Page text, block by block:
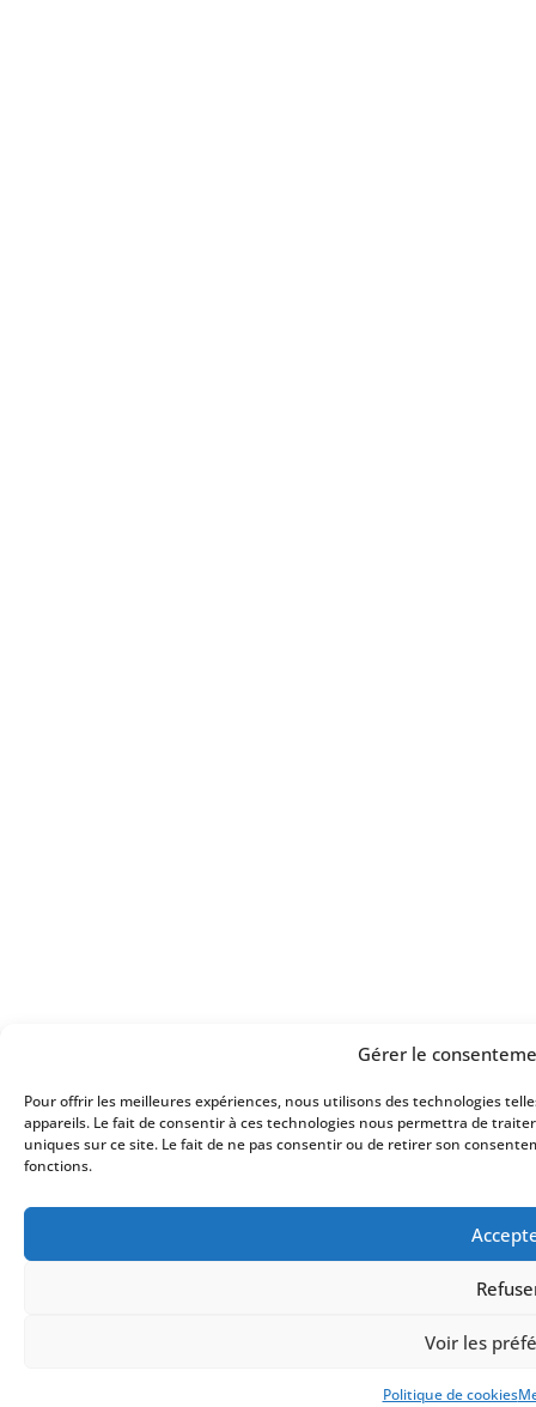
Gérer le
Pour offrir les meilleures expériences, nous utilisons des technologies
appareils. Le fait de consentir à ces technologies nous permettra de
uniques sur ce site. Le fait de ne pas consentir ou de retirer son
fonctions.
Voir les
Politique de cookies